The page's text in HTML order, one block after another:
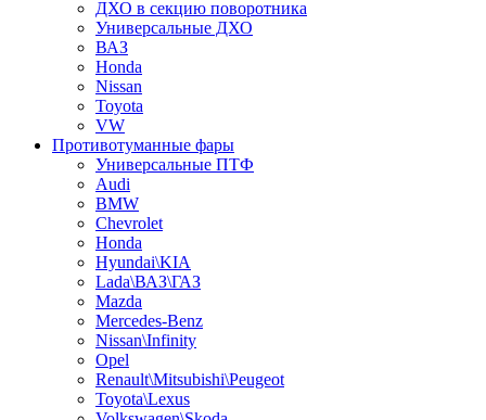
ДХО в секцию поворотника
Универсальные ДХО
ВАЗ
Honda
Nissan
Toyota
VW
Противотуманные фары
Универсальные ПТФ
Audi
BMW
Chevrolet
Honda
Hyundai\KIA
Lada\ВАЗ\ГАЗ
Mazda
Mercedes-Benz
Nissan\Infinity
Opel
Renault\Mitsubishi\Peugeot
Toyota\Lexus